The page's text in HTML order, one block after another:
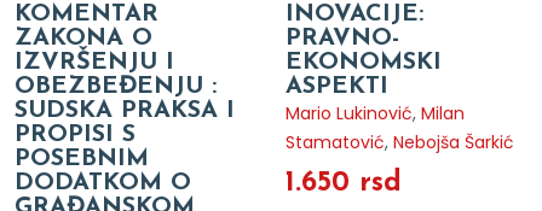
KOMENTAR
ZAKONA O
IZVRŠENJU I
OBEZBEĐENJU :
SUDSKA PRAKSA I
PROPISI S
POSEBNIM
DODATKOM O
INOVACIJE:
PRAVNO-
EKONOMSKI
ASPEKTI
Mario Lukinović, Milan
Stamatović, Nebojša Šarkić
1.650 rsd